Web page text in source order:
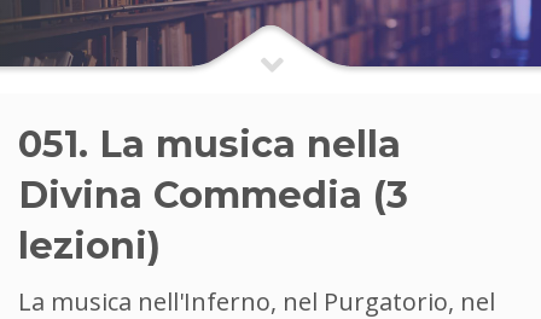
051. La musica nella
Divina Commedia (3
lezioni)
La musica nell'Inferno, nel Purgatorio, nel